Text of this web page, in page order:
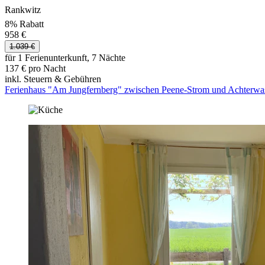
Rankwitz
8% Rabatt
958 €
1.039 €
für 1 Ferienunterkunft, 7 Nächte
137 € pro Nacht
inkl. Steuern & Gebühren
Ferienhaus "Am Jungfernberg" zwischen Peene-Strom und